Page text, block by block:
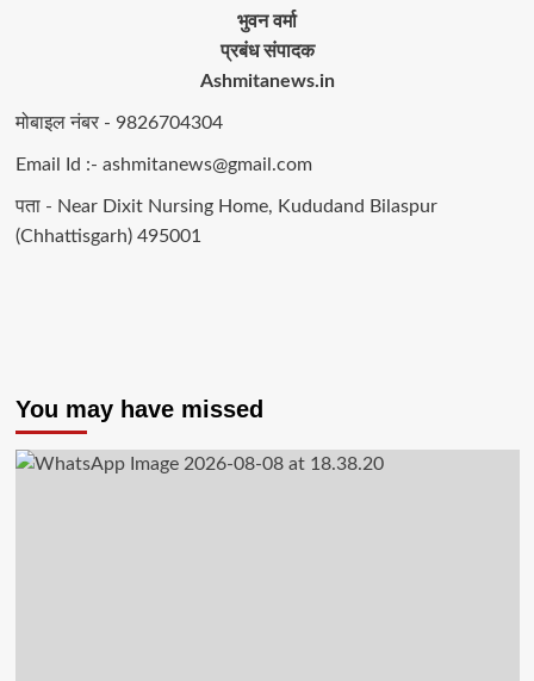
भुवन वर्मा
प्रबंध संपादक
Ashmitanews.in
मोबाइल नंबर - 9826704304
Email Id :- ashmitanews@gmail.com
पता - Near Dixit Nursing Home, Kududand Bilaspur
(Chhattisgarh) 495001
You may have missed